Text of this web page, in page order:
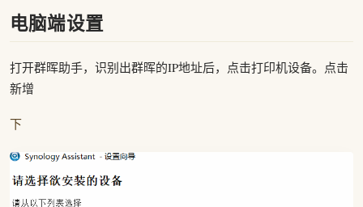
电脑端设置
打开群晖助手，识别出群晖的IP地址后，点击打印机设备。点击
新增
下